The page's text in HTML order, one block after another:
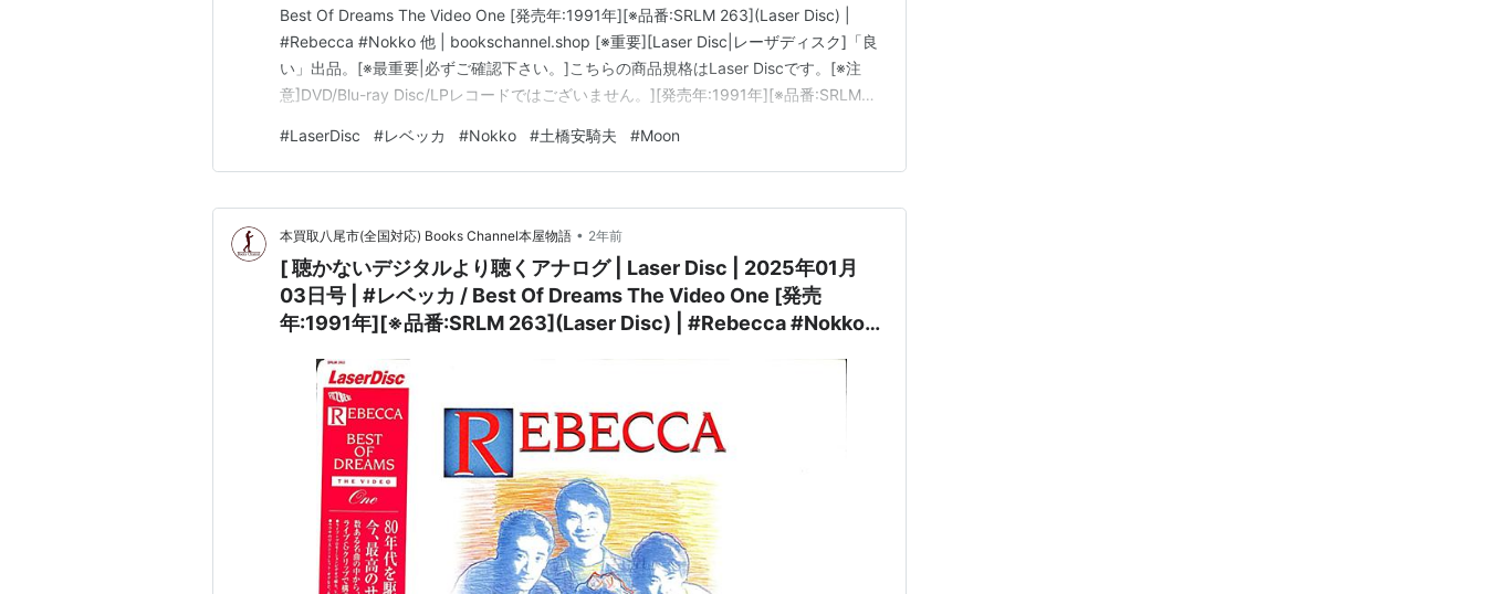
Best Of Dreams The Video One [発売年:1991年][※品番:SRLM 263](Laser Disc) |
#Rebecca #Nokko 他 | bookschannel.shop [※重要][Laser Disc|レーザディスク]「良
い」出品。[※最重要|必ずご確認下さい。]こちらの商品規格はLaser Discです。[※注
意]DVD/Blu-ray Disc/LPレコードではございません。][発売年:1991年][※品番:SRLM
#LaserDisc #レベッカ #Nokko #土橋安騎夫 #Moon
本買取八尾市(全国対応) Books Channel本屋物語 • 2年前
[ 聴かないデジタルより聴くアナログ | Laser Disc | 2025年01月
03日号 | #レベッカ / Best Of Dreams The Video One [発売
年:1991年][※品番:SRLM 263](Laser Disc) | #Rebecca #Nokko